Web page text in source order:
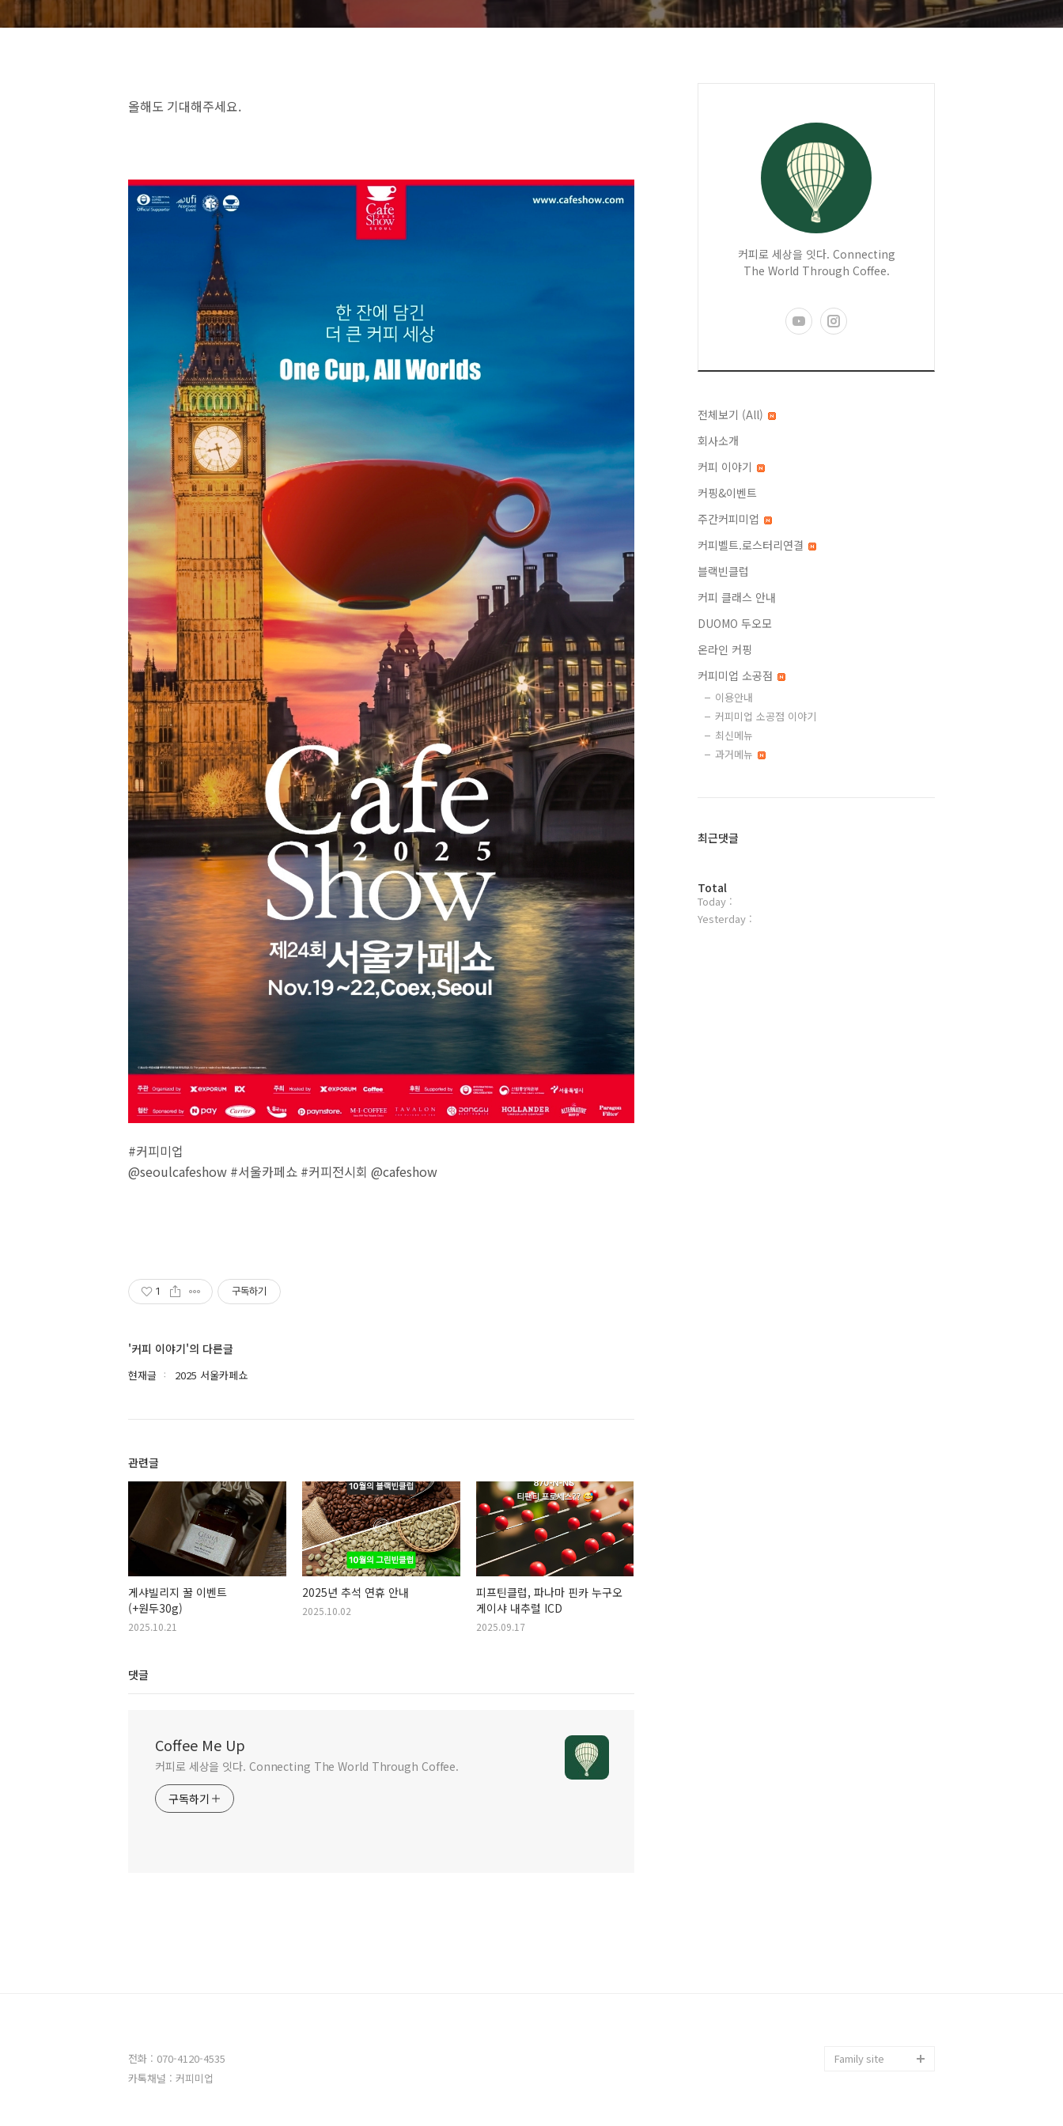
올해도 기대해주세요.
#커피미업
@seoulcafeshow #서울카페쇼 #커피전시회 @cafeshow
1 구독하기
'커피 이야기'의 다른글
현재글 2025 서울카페쇼
관련글
게샤빌리지 꿀 이벤트
(+원두30g)
2025.10.21
2025년 추석 연휴 안내
2025.10.02
피프틴클럽, 파나마 핀카 누구오
게이샤 내추럴 ICD
2025.09.17
댓글
Coffee Me Up
커피로 세상을 잇다. Connecting The World Through Coffee.
구독하기
커피로 세상을 잇다. Connecting
The World Through Coffee.
전체보기 (All)
회사소개
커피 이야기
커핑&이벤트
주간커피미업
커피벨트.로스터리연결
블랙빈클럽
커피 클래스 안내
DUOMO 두오모
온라인 커핑
커피미업 소공점
이용안내
커피미업 소공점 이야기
최신메뉴
과거메뉴
최근댓글
방
문
자
Total
Today :
Yesterday :
전화 : 070-4120-4535
카톡채널 : 커피미업
Family site